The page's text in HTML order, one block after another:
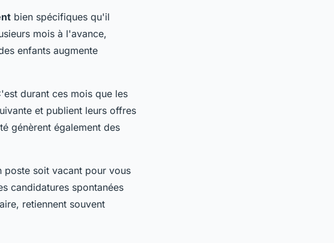
bien spécifiques qu'il
mois à l'avance,
enfants augmente
durant ces mois que les
et publient leurs offres
génèrent également des
poste soit vacant pour vous
candidatures spontanées
retiennent souvent